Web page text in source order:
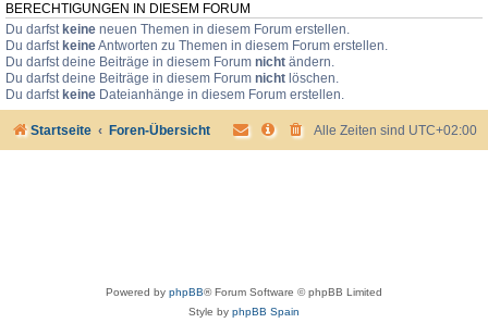
BERECHTIGUNGEN IN DIESEM FORUM
Du darfst keine neuen Themen in diesem Forum erstellen.
Du darfst keineAntworten zu Themen in diesem Forum erstellen.
Du darfst deine Beiträge in diesem Forum nicht ändern.
Du darfst deine Beiträge in diesem Forum nicht löschen.
Du darfst keine Dateianhänge in diesem Forum erstellen.
Startseite Foren-Übersicht Alle Zeiten sind UTC+02:00
Powered by phpBB® Forum Software © phpBB Limited
Style by phpBB Spain